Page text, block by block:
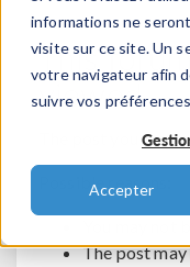
informations ne
visite sur ce site. Un
votre navigateur afin
suivre vos
Accepter
This
viewed
The post you are
Possible reasons:
The post